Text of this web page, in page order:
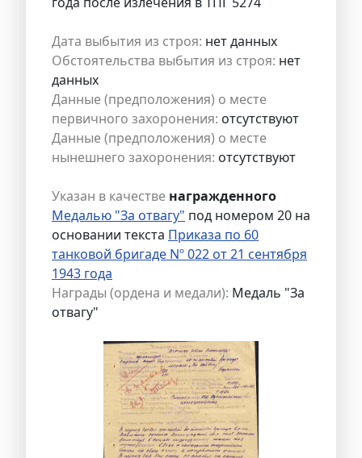
Дата выбытия из строя: нет данных
Обстоятельства выбытия из строя: нет
данных
Данные (предположения) о месте
первичного захоронения: отсутствуют
Данные (предположения) о месте
нынешнего захоронения: отсутствуют
Указан в качестве награжденного
Медалью "За отвагу" под номером 20 на
основании текста Приказа по 60
танковой бригаде Nº 022 от 21 сентября
1943 года
Награды (ордена и медали): Медаль "За
отвагу"